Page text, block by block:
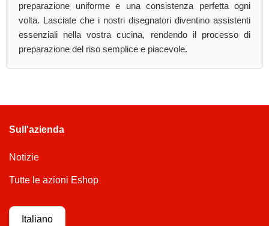
preparazione uniforme e una consistenza perfetta ogni
volta. Lasciate che i nostri disegnatori diventino assistenti
essenziali nella vostra cucina, rendendo il processo di
preparazione del riso semplice e piacevole.
Sull'azienda
Notizie
Tutte le azioni Eshop
Italiano